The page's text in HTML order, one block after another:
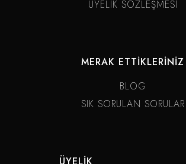
ÜYELİK SÖZLEŞMESİ
MERAK ETTİKLERİNİZ
BLOG
SIK SORULAN SORULAR
ÜYELİK